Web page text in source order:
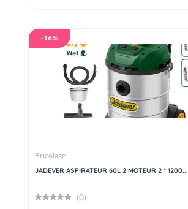
-16%
Bricolage
JADEVER ASPIRATEUR 60L 2 MOTEUR 2 * 1200...
(0)